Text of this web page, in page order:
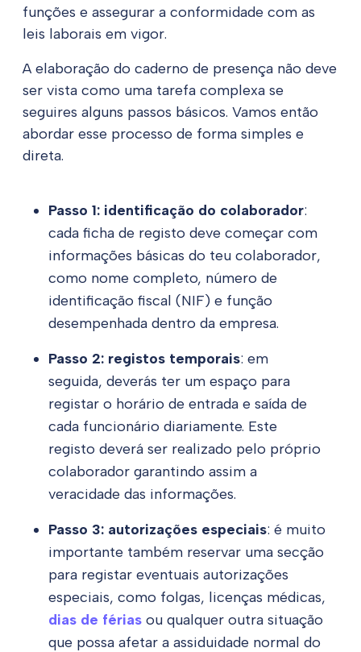
funções e assegurar a conformidade com as
leis laborais em vigor.
A elaboração do caderno de presença não deve
ser vista como uma tarefa complexa se
seguires alguns passos básicos. Vamos então
abordar esse processo de forma simples e
direta.
Passo 1: identificação do colaborador:
cada ficha de registo deve começar com
informações básicas do teu colaborador,
como nome completo, número de
identificação fiscal (NIF) e função
desempenhada dentro da empresa.
Passo 2: registos temporais: em
seguida, deverás ter um espaço para
registar o horário de entrada e saída de
cada funcionário diariamente. Este
registo deverá ser realizado pelo próprio
colaborador garantindo assim a
veracidade das informações.
Passo 3: autorizações especiais: é muito
importante também reservar uma secção
para registar eventuais autorizações
especiais, como folgas, licenças médicas,
dias de férias ou qualquer outra situação
que possa afetar a assiduidade normal do